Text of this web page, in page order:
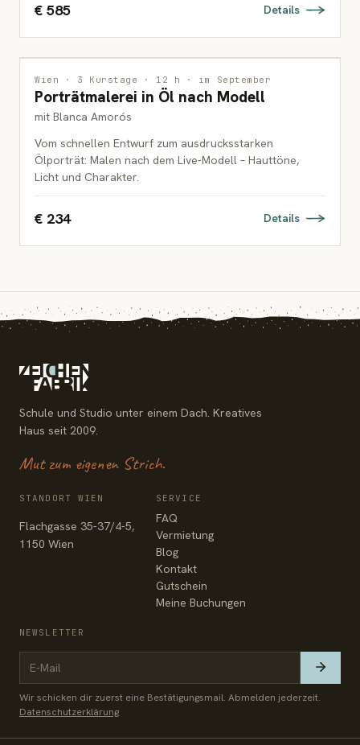
€ 585 Details
MALEREI
ERWACHSENE
Wien · 3 Kurstage · 12 h · im September
Porträtmalerei in Öl nach Modell
mit Blanca Amorós
Vom schnellen Entwurf zum ausdrucksstarken
Ölporträt: Malen nach dem Live-Modell – Hauttöne,
Licht und Charakter.
€ 234 Details
Schule und Studio unter einem Dach. Kreatives
Haus seit 2009.
Mut zum eigenen Strich.
STANDORT WIEN
Flachgasse 35-37/4-5,
1150 Wien
SERVICE
FAQ
Vermietung
Blog
Kontakt
Gutschein
Meine Buchungen
NEWSLETTER
Wir schicken dir zuerst eine Bestätigungsmail. Abmelden jederzeit.
Datenschutzerklärung